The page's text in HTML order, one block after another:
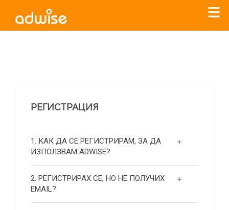
РЕГИСТРАЦИЯ
1. КАК ДА СЕ РЕГИСТРИРАМ, ЗА ДА
ИЗПОЛЗВАМ ADWISE?
2. РЕГИСТРИРАХ СЕ, НО НЕ ПОЛУЧИХ
EMAIL?